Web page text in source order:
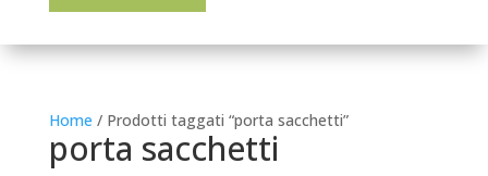
Home / Prodotti taggati “porta sacchetti”
porta sacchetti